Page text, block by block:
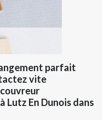
parfait
vite
Lutz En Dunois dans